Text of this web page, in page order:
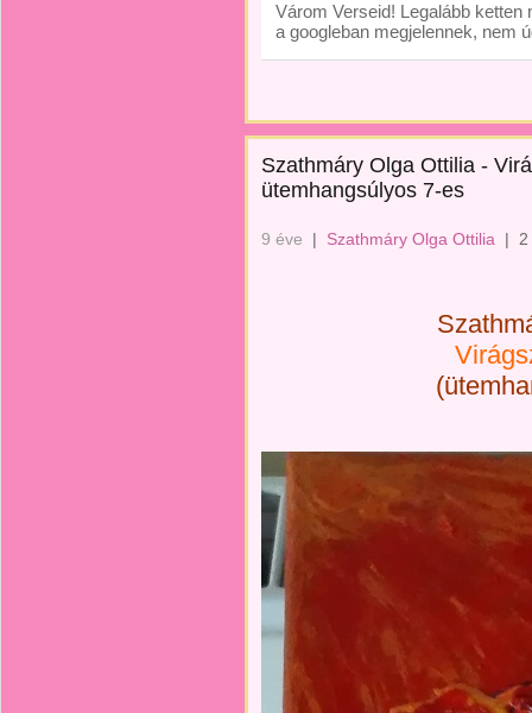
Várom Verseid! Legalább
a googleban megjelennek, nem
Szathmáry Olga Ottilia -
ütemhangsúlyos 7-es
9 éve | Szathmáry Olga Ottilia |